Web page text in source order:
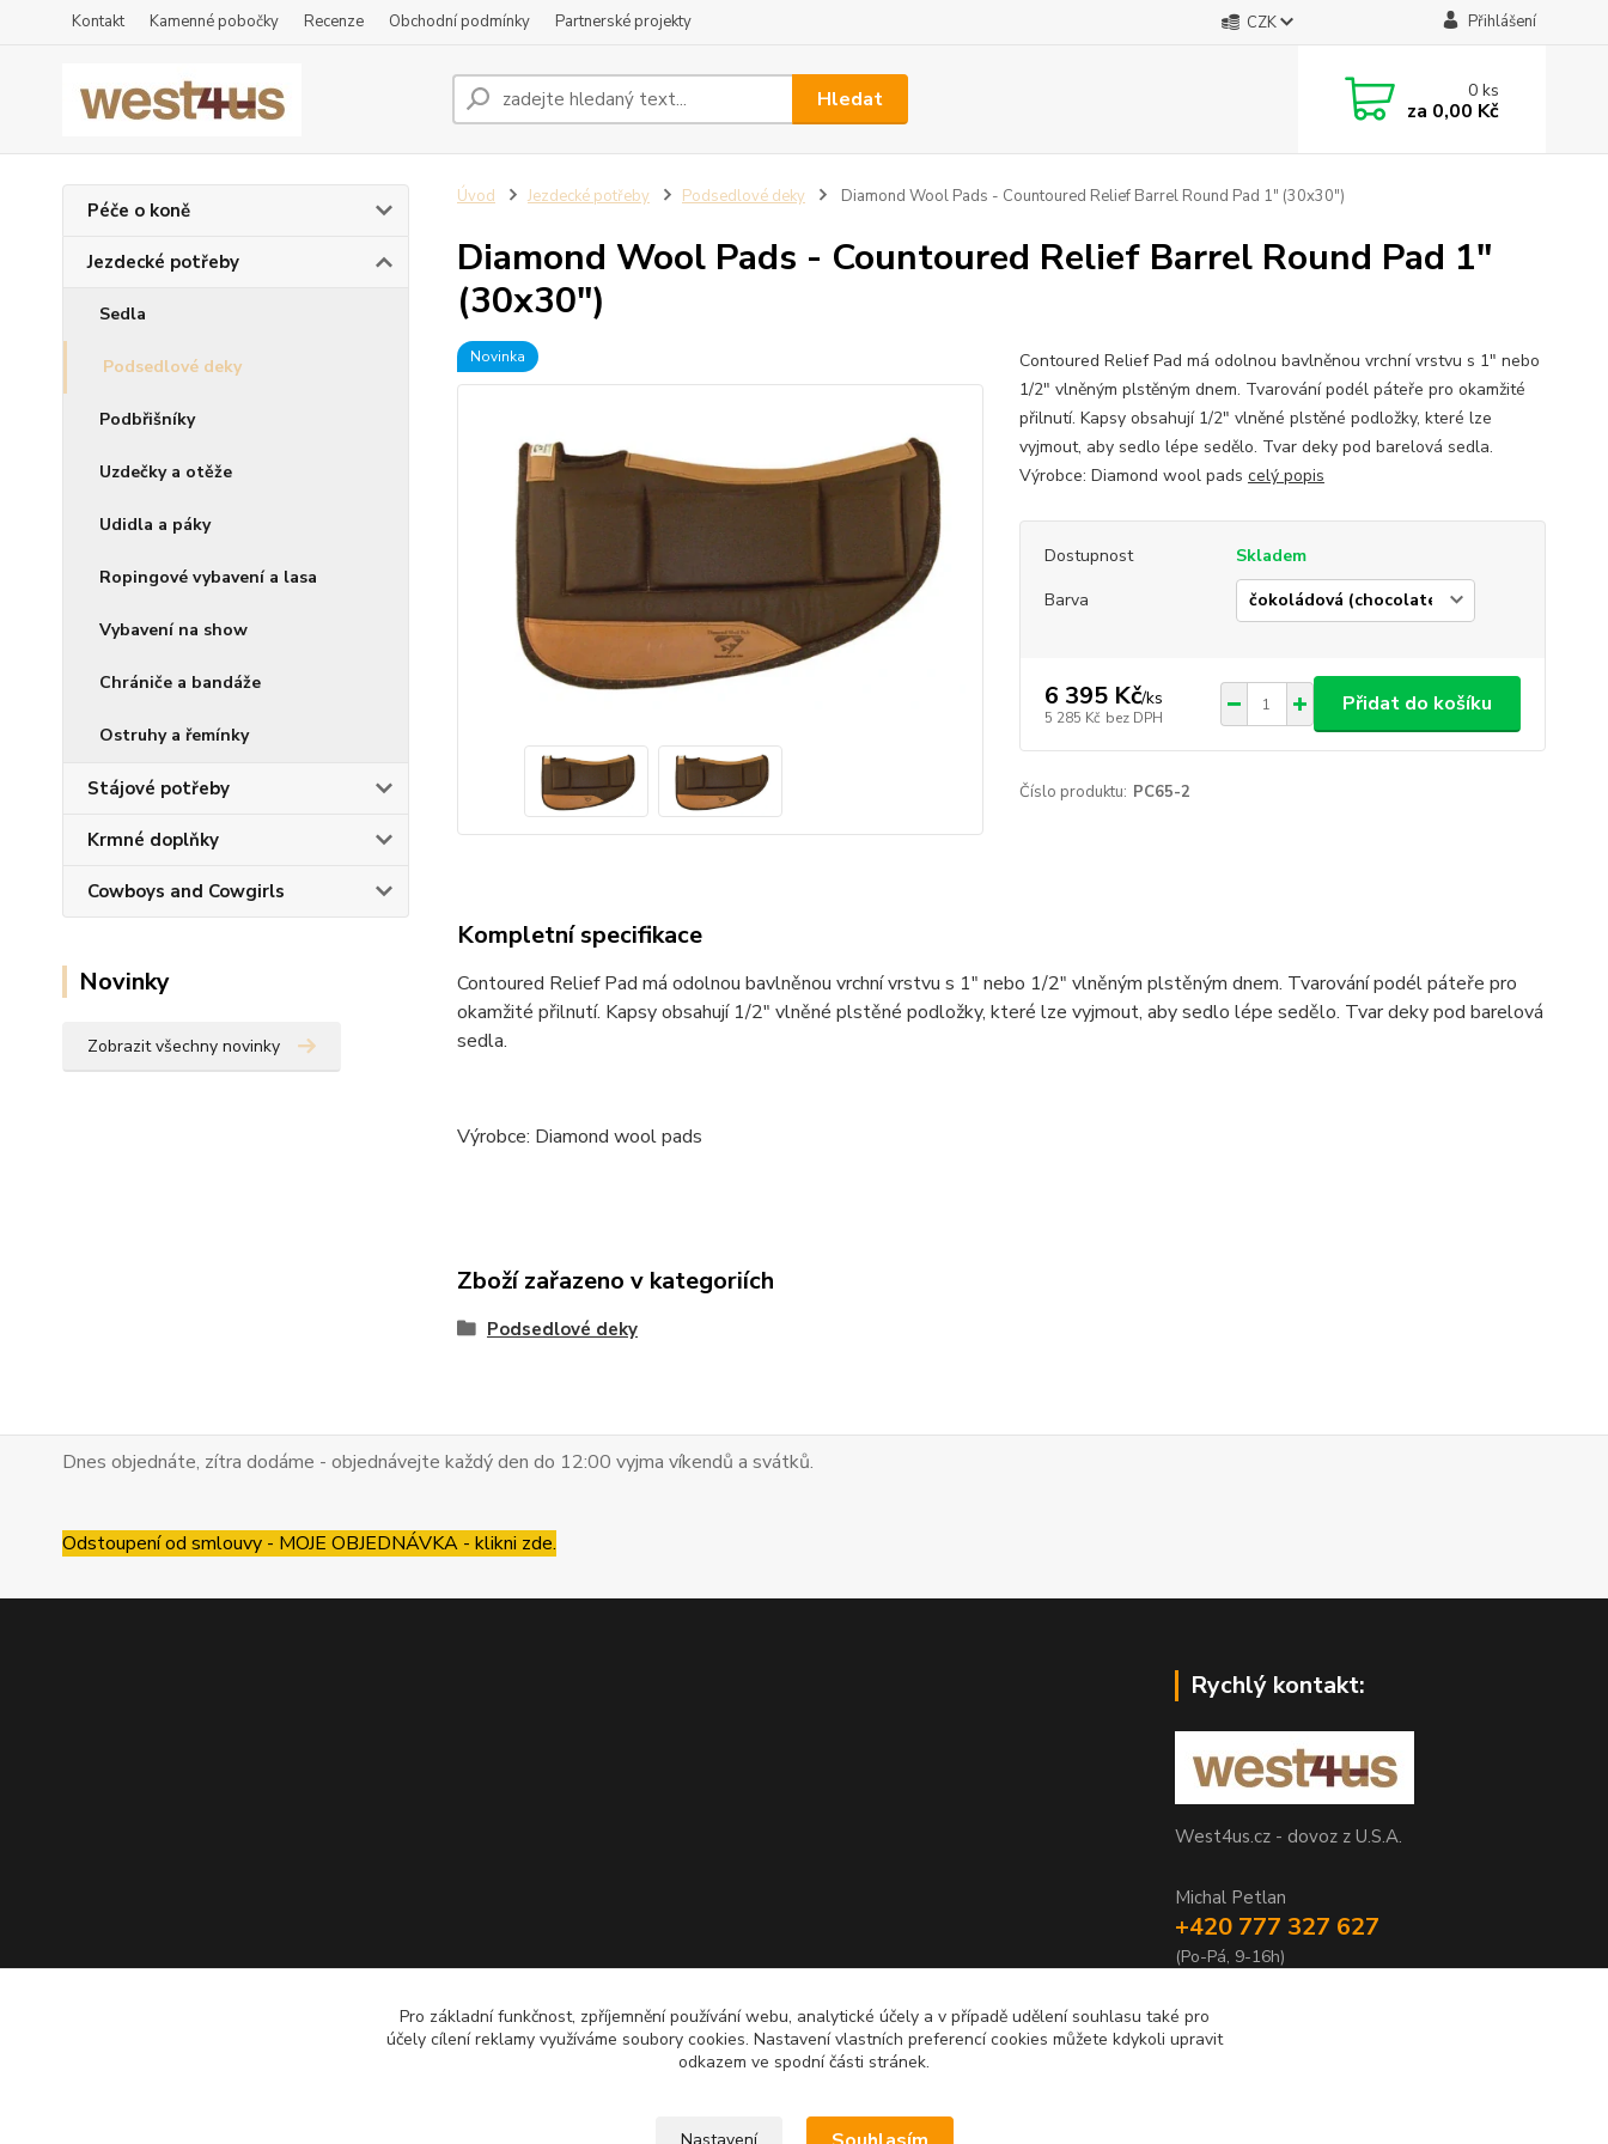
Kontakt Kamenné pobočky Recenze Obchodní podmínky Partnerské projekty CZK Přihlášení
Hledat 0ks
za 0,00 Kč
Péče o koně
Jezdecké potřeby
Sedla
Podsedlové deky
Podbřišníky
Uzdečky a otěže
Udidla a páky
Ropingové vybavení a lasa
Vybavení na show
Chrániče a bandáže
Ostruhy a řemínky
Stájové potřeby
Krmné doplňky
Cowboys and Cowgirls
Novinky
Zobrazit všechny novinky
Úvod Jezdecké potřeby Podsedlové deky Diamond Wool Pads - Countoured Relief Barrel Round Pad 1" (30x30")
Diamond Wool Pads - Countoured Relief Barrel Round Pad 1"
(30x30")
Novinka
Contoured Relief Pad má odolnou bavlněnou vrchní vrstvu s 1" nebo
1/2" vlněným plstěným dnem. Tvarování podél páteře pro okamžité
přilnutí. Kapsy obsahují 1/2" vlněné plstěné podložky, které lze
vyjmout, aby sedlo lépe sedělo. Tvar deky pod barelová sedla.
Výrobce: Diamond wool pads celý popis
Dostupnost
Skladem
Barva
6 395 Kč/ks
5 285 Kč bez DPH
Přidat do košíku
Číslo produktu: PC65-2
Kompletní specifikace
Contoured Relief Pad má odolnou bavlněnou vrchní vrstvu s 1" nebo 1/2" vlněným plstěným dnem. Tvarování podél páteře pro
okamžité přilnutí. Kapsy obsahují 1/2" vlněné plstěné podložky, které lze vyjmout, aby sedlo lépe sedělo. Tvar deky pod barelová
sedla.
Výrobce: Diamond wool pads
Zboží zařazeno v kategoriích
Podsedlové deky
Dnes objednáte, zítra dodáme - objednávejte každý den do 12:00 vyjma víkendů a svátků.
Odstoupení od smlouvy - MOJE OBJEDNÁVKA - klikni zde.
Rychlý kontakt:
West4us.cz - dovoz z U.S.A.
Michal Petlan
+420 777 327 627
(Po-Pá, 9-16h)
Pro základní funkčnost, zpříjemnění používání webu, analytické účely a v případě udělení souhlasu také pro
účely cílení reklamy využíváme soubory cookies. Nastavení vlastních preferencí cookies můžete kdykoli upravit
odkazem ve spodní části stránek.